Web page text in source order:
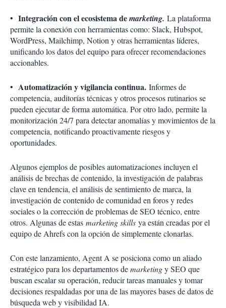
• Integración con el ecosistema demarketing. La plataforma
permite la conexión con herramientas como: Slack, Hubspot,
WordPress, Mailchimp, Notion y otras herramientas líderes,
unificando los datos del equipo para ofrecer recomendaciones
accionables.
• Automatización y vigilancia continua. Informes de
competencia, auditorías técnicas y otros procesos rutinarios se
pueden ejecutar de forma automática. Por otro lado, permite la
monitorización 24/7 para detectar anomalías y movimientos de la
competencia, notificando proactivamente riesgos y
oportunidades.
Algunos ejemplos de posibles automatizaciones incluyen el
análisis de brechas de contenido, la investigación de palabras
clave en tendencia, el análisis de sentimiento de marca, la
investigación de contenido de comunidad en foros y redes
sociales o la corrección de problemas de SEO técnico, entre
otros. Algunas de estas marketing skills ya están creadas por el
equipo de Ahrefs con la opción de simplemente clonarlas.
Con este lanzamiento, Agent A se posiciona como un aliado
estratégico para los departamentos demarketingy SEO que
buscan escalar su operación, reducir tareas manuales y tomar
decisiones respaldadas por una de las mayores bases de datos de
búsqueda web y visibilidad IA.